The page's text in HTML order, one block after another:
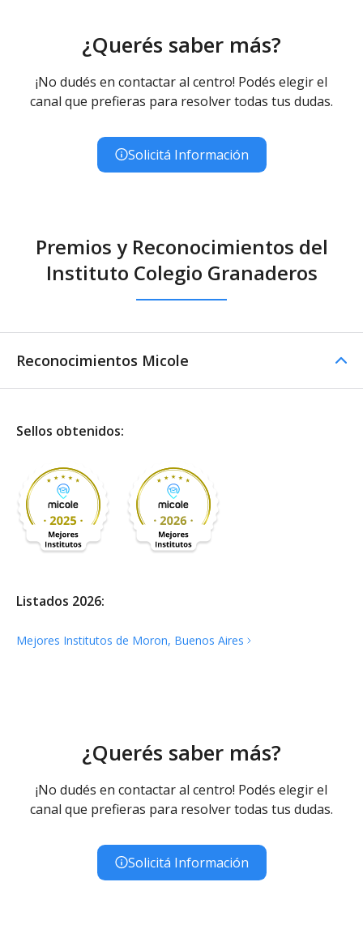
¿Querés saber más?
¡No dudés en contactar al centro! Podés elegir el
canal que prefieras para resolver todas tus dudas.
Solicitá Información
Premios y Reconocimientos del
Instituto Colegio Granaderos
Reconocimientos Micole
Sellos obtenidos:
Listados 2026:
Mejores Institutos de Moron, Buenos Aires
¿Querés saber más?
¡No dudés en contactar al centro! Podés elegir el
canal que prefieras para resolver todas tus dudas.
Solicitá Información